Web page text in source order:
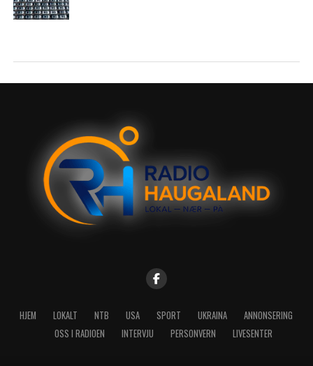
HJEM LOKALT NTB USA SPORT UKRAINA
ANNONSERING
OSS I RADIOEN
INTERVJU PERSONVERN LIVESENTER